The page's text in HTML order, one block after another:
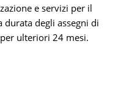
e servizi per il
durata degli assegni di
ulteriori 24 mesi.